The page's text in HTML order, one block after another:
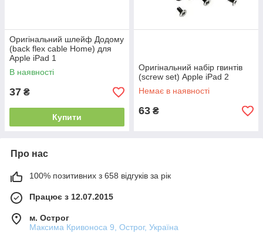
Оригінальний шлейф Додому
(back flex cable Home) для
Apple iPad 1
В наявності
37 ₴
Купити
Оригінальний набір гвинтів
(screw set) Apple iPad 2
Немає в наявності
63 ₴
Про нас
100% позитивних з 658 відгуків за рік
Працює з 12.07.2015
м. Острог
Максима Кривоноса 9, Острог, Україна